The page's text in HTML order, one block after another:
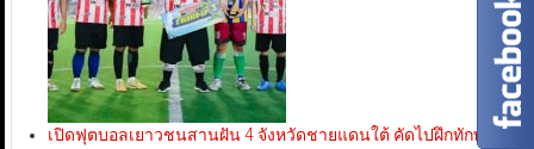
เปิดฟุตบอลเยาวชนสานฝัน 4 จังหวัดชายแดนใต้ คัดไปฝึกทักษะ